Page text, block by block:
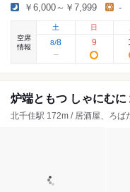
￥6,000～￥7,999 -
空席
情報
土
8/8
日
9
炉端ともつ しゃにむに
北千住駅 172m / 居酒屋、ろば